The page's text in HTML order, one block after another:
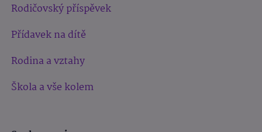
Rodičovský příspěvek
Přídavek na dítě
Rodina a vztahy
Škola a vše kolem